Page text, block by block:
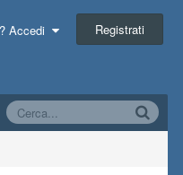
Accedi Registrati